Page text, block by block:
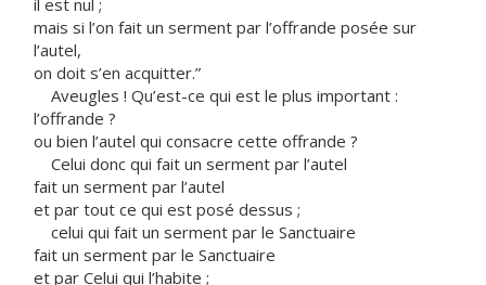
il est nul ;
mais si l’on fait un serment par l’offrande posée sur
l’autel,
on doit s’en acquitter.”
Aveugles ! Qu’est-ce qui est le plus important :
l’offrande ?
ou bien l’autel qui consacre cette offrande ?
Celui donc qui fait un serment par l’autel
fait un serment par l’autel
et par tout ce qui est posé dessus ;
celui qui fait un serment par le Sanctuaire
fait un serment par le Sanctuaire
et par Celui qui l’habite ;